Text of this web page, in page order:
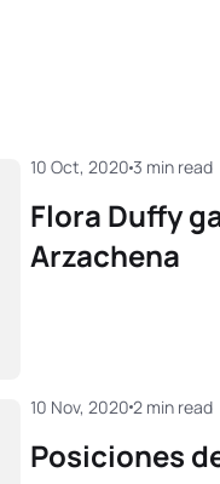
Flora Duffy
Arzachena
10 Oct, 2020 3 min read
Posiciones
10 Nov, 2020 2 min read